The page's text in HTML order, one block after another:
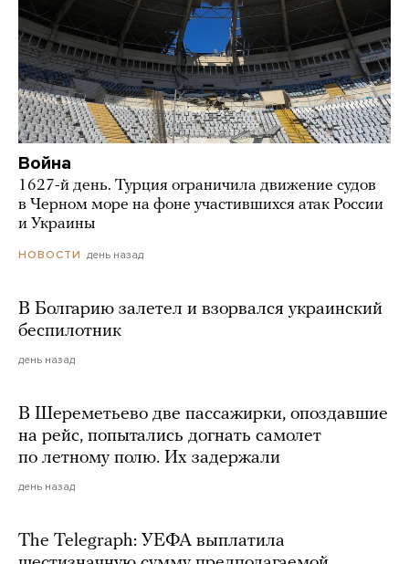
Война
1627-й день. Турция ограничила движение судов
в Черном море на фоне участившихся атак России
и Украины
НОВОСТИ день назад
В Болгарию залетел и взорвался украинский
беспилотник
день назад
В Шереметьево две пассажирки, опоздавшие
на рейс, попытались догнать самолет
по летному полю. Их задержали
день назад
The Telegraph: УЕФА выплатила